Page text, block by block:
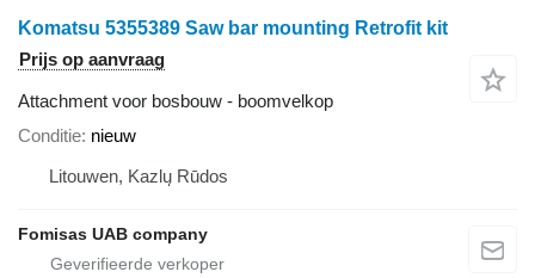
Komatsu 5355389 Saw bar mounting Retrofit kit
Prijs op aanvraag
Attachment voor bosbouw - boomvelkop
Conditie nieuw
Litouwen, Kazlų Rūdos
Fomisas UAB company